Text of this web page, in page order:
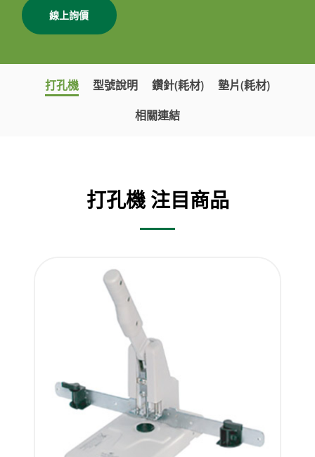
線上詢價
打孔機 型號說明 鑽針(耗材)
墊片(耗材)
相關連結
打孔機 注目商品